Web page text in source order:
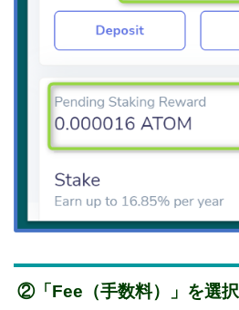
②「Fee（手数料）」を選